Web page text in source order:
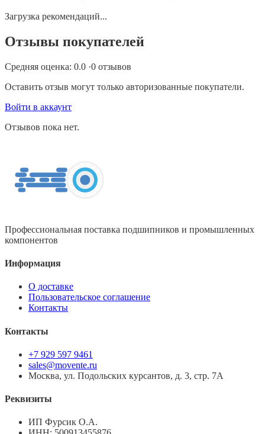
Загрузка рекомендаций...
Отзывы покупателей
Средняя оценка: 0.0 ·0 отзывов
Оставить отзыв могут только авторизованные покупатели.
Войти в аккаунт
Отзывов пока нет.
Профессиональная поставка подшипников и промышленных
компонентов
Информация
О доставке
Пользовательское соглашение
Контакты
Контакты
+7 929 597 9461
sales@movente.ru
Москва, ул. Подольских курсантов, д. 3, стр. 7А
Реквизиты
ИП Фурсик О.А.